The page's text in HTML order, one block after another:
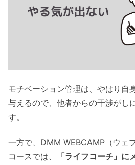
モチベーション管理は、やはり自
与えるので、他者からの干渉がし
す。
一方で、DMM WEBCAMP（ウェ
コースでは、
「ライフコーチ」に